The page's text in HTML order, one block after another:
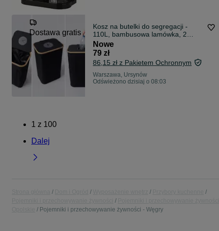
Dostawa gratis
Kosz na butelki do segregacji -
110L, bambusowa lamówka, 2
worki
Nowe
79 zł
86,15 zł z Pakietem Ochronnym
Warszawa, Ursynów
Odświeżono dzisiaj o 08:03
1 z 100
Dalej
Pojemniki i przechowywanie żywności - Węgry